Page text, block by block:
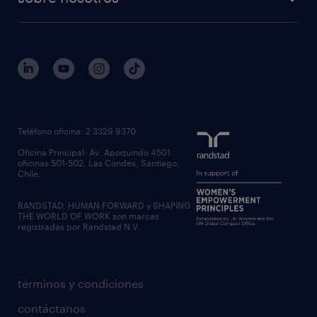
servicios transitorios
executive search
inclusión laboral
gobierno corporativo
contáctanos
regístrate candidato
términos y condiciones
contáctanos
Teléfono oficina: 2 3329 9370
Oficina Principal: Av. Apoquindo 4501
oficinas 501-502, Las Condes, Santiago,
Chile.
RANDSTAD, HUMAN FORWARD y SHAPING
THE WORLD OF WORK son marcas
registradas por Randstad N.V.